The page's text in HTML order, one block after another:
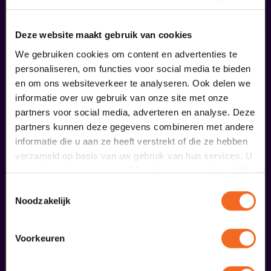
Deze website maakt gebruik van cookies
We gebruiken cookies om content en advertenties te
personaliseren, om functies voor social media te bieden
en om ons websiteverkeer te analyseren. Ook delen we
informatie over uw gebruik van onze site met onze
partners voor social media, adverteren en analyse. Deze
partners kunnen deze gegevens combineren met andere
informatie die u aan ze heeft verstrekt of die ze hebben
verzameld op basis van uw gebruik van hun services. U
gaat akkoord met onze cookies als u onze website blijft
Noodzakelijk
Voorkeuren
bestellt
29
Öffentliche Meisterklasse
ab € 0,00| Klassik